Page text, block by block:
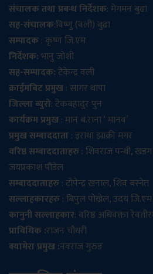
संचालक तथा प्रबन्ध निर्देशक: मेगमन बुढा
सह-संचालक:विष्णु (वली) बुढा
सम्पादक: कृष्ण जि.एम
निर्देशक:भानु जोशी
सह-सम्पादक:टेकेन्द्र वली
क्राईमबिट प्रमुख: सागर थापा
जिल्ला ब्युरो: टेकबहादुर पुन
कार्यक्रम प्रमुख: मान ब.राना ‘ मानव’
प्रमुख सम्बाददाता: इराधा झाक्री मगर
वरिष्ठ सम्बाददाताहरु: शिवराज पन्थी,
जयप्रकाश पौडेल
सम्बाददाताहरु: टोपेन्द्र खनाल, शिव बस्नेत
सल्लाहकारहरु: बिपुल पोख्रेल, उदय जि.एम
कानुनी सल्लाहकार: वरिष्ठ अधिवक्ता
प्राविधिक :राजन चौधरी
क्यामेरा प्रमुख :नवराज गुरुङ